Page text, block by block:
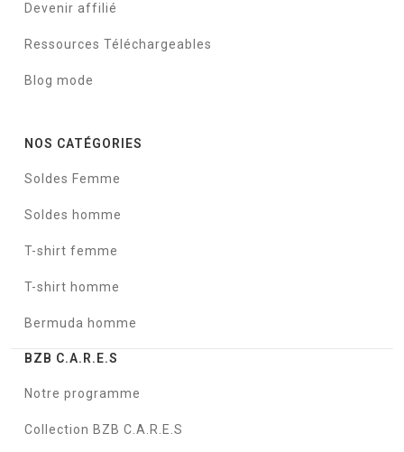
Devenir affilié
Ressources Téléchargeables
Blog mode
NOS CATÉGORIES
Soldes Femme
Soldes homme
T-shirt femme
T-shirt homme
Bermuda homme
BZB C.A.R.E.S
Notre programme
Collection BZB C.A.R.E.S